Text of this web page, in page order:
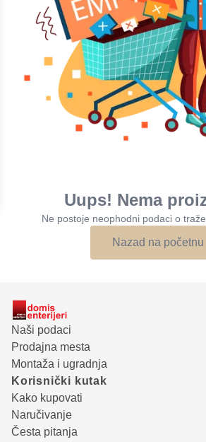
Uups! Nema
Ne postoje neophodni podaci o
Nazad na početnu
Naši podaci
Prodajna mesta
Montaža i ugradnja
Korisnički kutak
Kako kupovati
Naručivanje
Česta pitanja